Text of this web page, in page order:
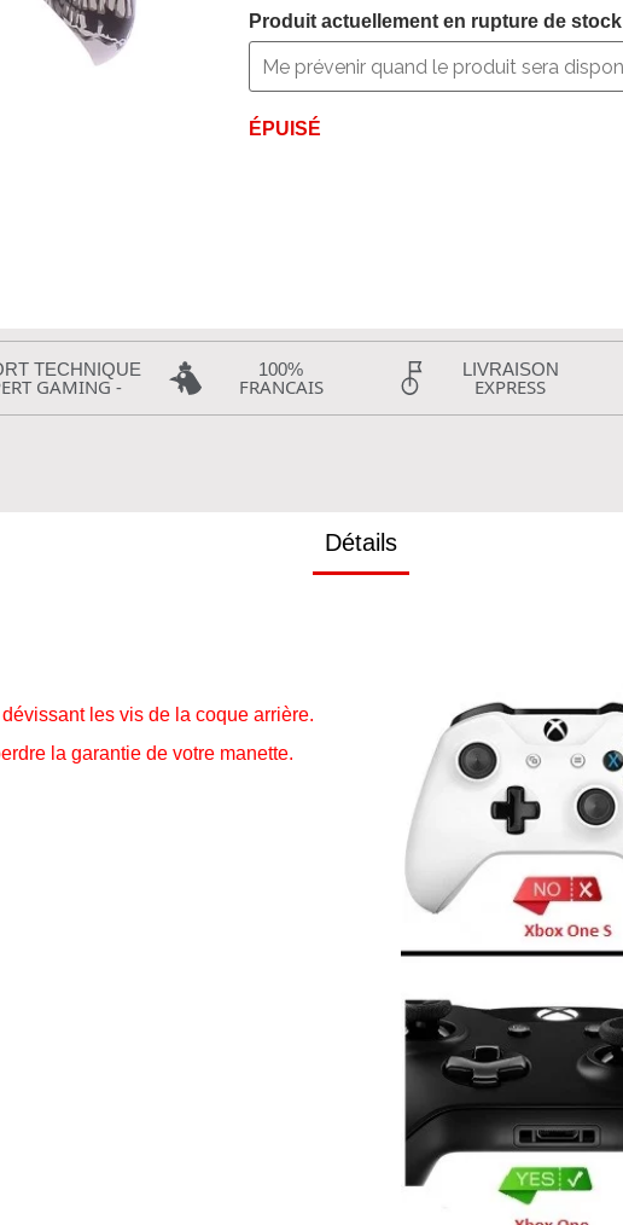
Produit actuellement en rupture de stock
ÉPUISÉ
TECHNIQUE
GAMING -
100%
FRANCAIS
LIVRAISON
EXPRESS
Détails
les vis de la coque arrière.
la garantie de votre manette.